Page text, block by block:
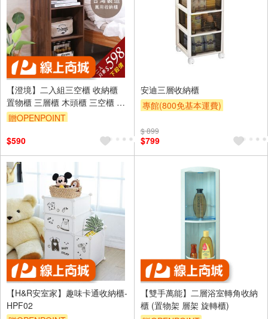
【澄境】二入組三空櫃 收納櫃
置物櫃 三層櫃 木頭櫃 三空櫃 書
櫃 櫃子 玄關櫃 BO052
贈OPENPOINT
$590
安迪三層收納櫃
專館(800免基本運費)
$ 899
$799
【H&R安室家】趣味卡通收納櫃-
HPF02
【雙手萬能】二層浴室轉角收納
櫃 (置物架 層架 旋轉櫃)